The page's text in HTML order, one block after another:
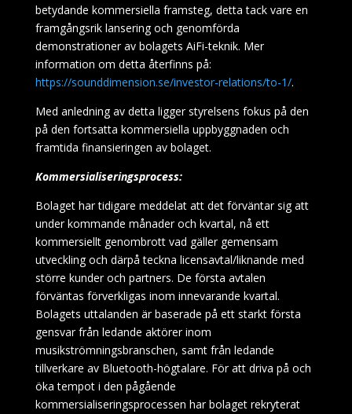
betydande kommersiella framsteg, detta tack vare en
framgångsrik lansering och genomförda
demonstrationer av bolagets AiFi-teknik. Mer
information om detta återfinns på:
https://sounddimension.se/investor-relations/to-1/.
Med anledning av detta ligger styrelsens fokus på den
på den fortsatta kommersiella uppbyggnaden och
framtida finansieringen av bolaget.
Kommersialiseringsprocess:
Bolaget har tidigare meddelat att det förväntar sig att
under kommande månader och kvartal, nå ett
kommersiellt genombrott vad gäller gemensam
utveckling och därpå teckna licensavtal/liknande med
större kunder och partners. De första avtalen
förväntas förverkligas inom innevarande kvartal.
Bolagets uttalanden är baserade på ett starkt första
gensvar från ledande aktörer inom
musikströmningsbranschen, samt från ledande
tillverkare av Bluetooth-högtalare. För att driva på och
öka tempot i den pågående
kommersialiseringsprocessen har bolaget rekryterat